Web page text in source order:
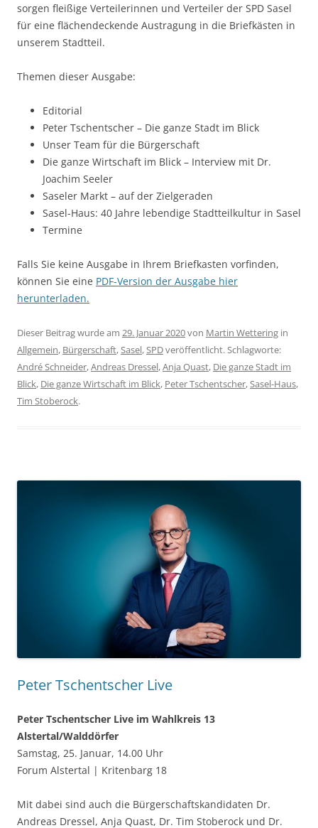
sorgen fleißige Verteilerinnen und Verteiler der SPD Sasel
für eine flächendeckende Austragung in die Briefkästen in
unserem Stadtteil.
Themen dieser Ausgabe:
Editorial
Peter Tschentscher – Die ganze Stadt im Blick
Unser Team für die Bürgerschaft
Die ganze Wirtschaft im Blick – Interview mit Dr.
Joachim Seeler
Saseler Markt – auf der Zielgeraden
Sasel-Haus: 40 Jahre lebendige Stadtteilkultur in Sasel
Termine
Falls Sie keine Ausgabe in Ihrem Briefkasten vorfinden,
können Sie eine PDF-Version der Ausgabe hier
herunterladen.
Dieser Beitrag wurde am 29. Januar 2020von Martin Wettering in
Allgemein, Bürgerschaft,Sasel,SPDveröffentlicht. Schlagworte:
André Schneider,Andreas Dressel,Anja Quast, Die ganze Stadt im
Blick, Die ganze Wirtschaft im Blick, Peter Tschentscher,Sasel-Haus,
Tim Stoberock.
Peter Tschentscher Live
Peter Tschentscher Live im Wahlkreis 13
Alstertal/Walddörfer
Samstag, 25. Januar, 14.00 Uhr
Forum Alstertal | Kritenbarg 18
Mit dabei sind auch die Bürgerschaftskandidaten Dr.
Andreas Dressel, Anja Quast, Dr. Tim Stoberock und Dr.